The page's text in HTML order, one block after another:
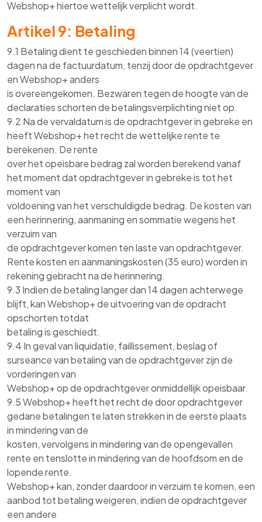
Webshop+ hiertoe wettelijk verplicht wordt.
Artikel 9: Betaling
9.1 Betaling dient te geschieden binnen 14 (veertien)
dagen na de factuurdatum, tenzij door de opdrachtgever
en Webshop+ anders
is overeengekomen. Bezwaren tegen de hoogte van de
declaraties schorten de betalingsverplichting niet op.
9.2 Na de vervaldatum is de opdrachtgever in gebreke en
heeft Webshop+ het recht de wettelijke rente te
berekenen. De rente
over het opeisbare bedrag zal worden berekend vanaf
het moment dat opdrachtgever in gebreke is tot het
moment van
voldoening van het verschuldigde bedrag. De kosten van
een herinnering, aanmaning en sommatie wegens het
verzuim van
de opdrachtgever komen ten laste van opdrachtgever.
Rente kosten en aanmaningskosten (35 euro) worden in
rekening gebracht na de herinnering.
9.3 Indien de betaling langer dan 14 dagen achterwege
blijft, kan Webshop+ de uitvoering van de opdracht
opschorten totdat
betaling is geschiedt.
9.4 In geval van liquidatie, faillissement, beslag of
surseance van betaling van de opdrachtgever zijn de
vorderingen van
Webshop+ op de opdrachtgever onmiddellijk opeisbaar.
9.5 Webshop+ heeft het recht de door opdrachtgever
gedane betalingen te laten strekken in de eerste plaats
in mindering van de
kosten, vervolgens in mindering van de opengevallen
rente en tenslotte in mindering van de hoofdsom en de
lopende rente.
Webshop+ kan, zonder daardoor in verzuim te komen, een
aanbod tot betaling weigeren, indien de opdrachtgever
een andere